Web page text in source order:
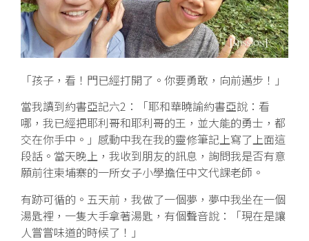
「孩子，看！門已經打開了。你要勇敢，向前邁步！」
當我讀到約書亞記六2：「耶和華曉諭約書亞說：看
哪，我已經把耶利哥和耶利哥的王，並大能的勇士，都
交在你手中。」感動中我在我的靈修筆記上寫了上面這
段話。當天晚上，我收到朋友的訊息，詢問我是否有意
願前往柬埔寨的一所女子小學擔任中文代課老師。
有跡可循的。五天前，我做了一個夢，夢中我坐在一個
湯匙裡，一隻大手拿著湯匙，有個聲音說：「現在是讓
人嘗嘗味道的時候了！」